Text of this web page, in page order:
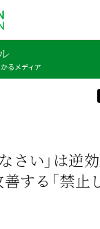
るメディア
さい」は逆
する「禁止